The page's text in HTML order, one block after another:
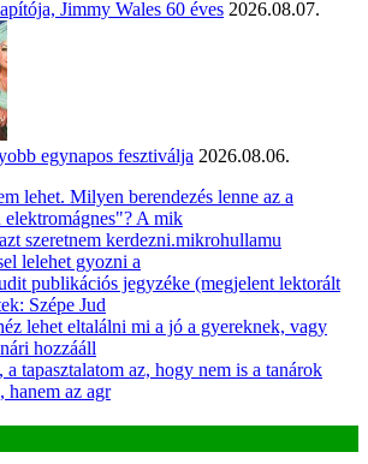
Jimmy Wales 60 éves 2026.08.07.
egynapos fesztiválja 2026.08.06.
lehet. Milyen berendezés lenne az a
A mik
szeretnem kerdezni.mikrohullamu
lelehet gyozni a
publikációs jegyzéke (megjelent lektorált
Szépe Jud
lehet eltalálni mi a jó a gyereknek, vagy
hozzááll
a tapasztalatom az, hogy nem is a tanárok
hanem az agr